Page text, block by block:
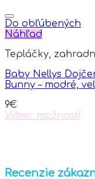
product
has
multiple
The
may
be
on
the
Do obľúbených
Náhľad
Tepláčky,
Baby Nellys
Bunny – modré,
9€
Výber možností
variants.
Recenzie